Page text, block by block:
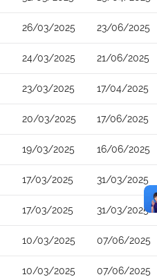
26/03/2025 23/06/2025
24/03/2025 21/06/2025
23/03/2025 17/04/2025
20/03/2025 17/06/2025
19/03/2025 16/06/2025
17/03/2025 31/03/2025
17/03/2025 31/03/2025
10/03/2025 07/06/2025
10/03/2025 07/06/2025